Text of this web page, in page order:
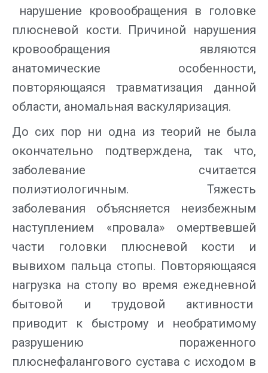
нарушение кровообращения в головке
плюсневой кости. Причиной нарушения
кровообращения являются
анатомические особенности,
повторяющаяся травматизация данной
области, аномальная васкуляризация.
До сих пор ни одна из теорий не была
окончательно подтверждена, так что,
заболевание считается
полиэтиологичным. Тяжесть
заболевания объясняется неизбежным
наступлением «провала» омертвевшей
части головки плюсневой кости и
вывихом пальца стопы. Повторяющаяся
нагрузка на стопу во время ежедневной
бытовой и трудовой активности
приводит к быстрому и необратимому
разрушению пораженного
плюснефалангового сустава с исходом в